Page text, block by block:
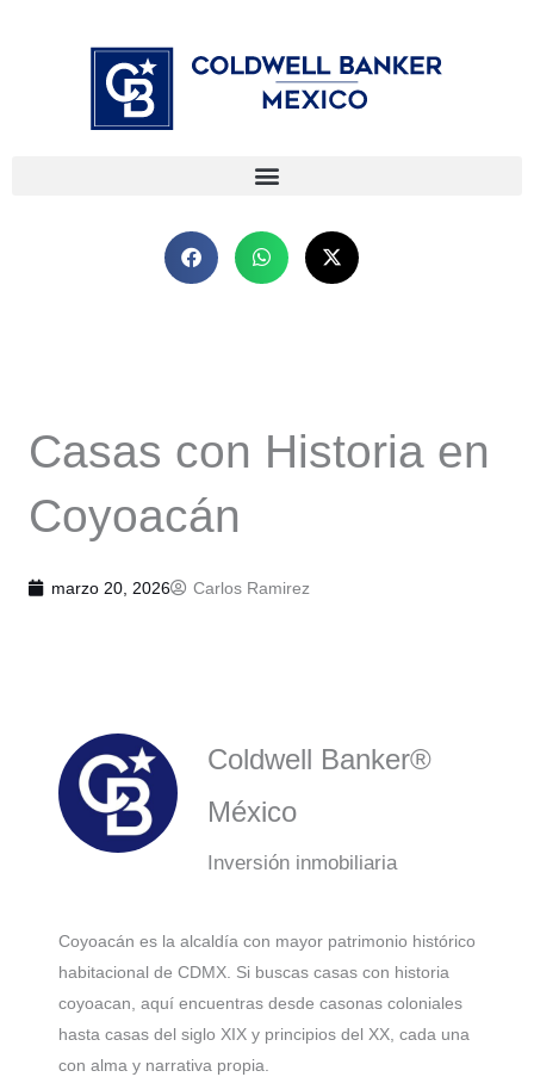
Casas con Historia en
Coyoacán
marzo 20, 2026 Carlos Ramirez
Coldwell Banker®
México
Inversión inmobiliaria
Coyoacán es la alcaldía con mayor patrimonio histórico
habitacional de CDMX. Si buscas casas con historia
coyoacan, aquí encuentras desde casonas coloniales
hasta casas del siglo XIX y principios del XX, cada una
con alma y narrativa propia.